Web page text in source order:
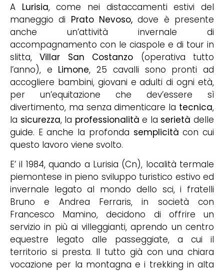
A Lurisia, come nei distaccamenti estivi del
maneggio di Prato Nevoso,dove è presente
anche un’attività invernale di
accompagnamento con le ciaspole e di tour in
slitta, Villar San Costanzo (operativa tutto
l’anno), e Limone, 25 cavalli sono pronti ad
accogliere bambini, giovani e adulti di ogni età,
per un’equitazione che dev’essere sì
divertimento, ma senza dimenticare la tecnica,
la sicurezza, la professionalità e la serietà delle
guide. E anche la profonda semplicità con cui
questo lavoro viene svolto.
E’ il 1984, quando a Lurisia (Cn), località termale
piemontese in pieno sviluppo turistico estivo ed
invernale legato al mondo dello sci, i fratelli
Bruno e Andrea Ferraris, in società con
Francesco Mamino, decidono di offrire un
servizio in più ai villeggianti, aprendo un centro
equestre legato alle passeggiate, a cui il
territorio si presta. Il tutto già con una chiara
vocazione per la montagna e i trekking in alta